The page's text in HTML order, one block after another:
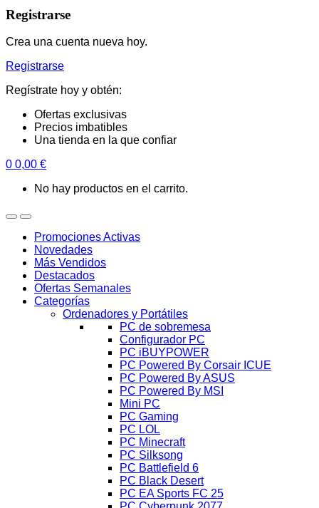
Registrarse
Crea una cuenta nueva hoy.
Registrarse
Regístrate hoy y obtén:
Ofertas exclusivas
Precios imbatibles
Una tienda en la que confiar
0 0,00 €
No hay productos en el carrito.
Promociones Activas
Novedades
Más Vendidos
Destacados
Ofertas Semanales
Categorías
Ordenadores y Portátiles
PC de sobremesa
Configurador PC
PC iBUYPOWER
PC Powered By Corsair ICUE
PC Powered By ASUS
PC Powered By MSI
Mini PC
PC Gaming
PC LOL
PC Minecraft
PC Silksong
PC Battlefield 6
PC Black Desert
PC EA Sports FC 25